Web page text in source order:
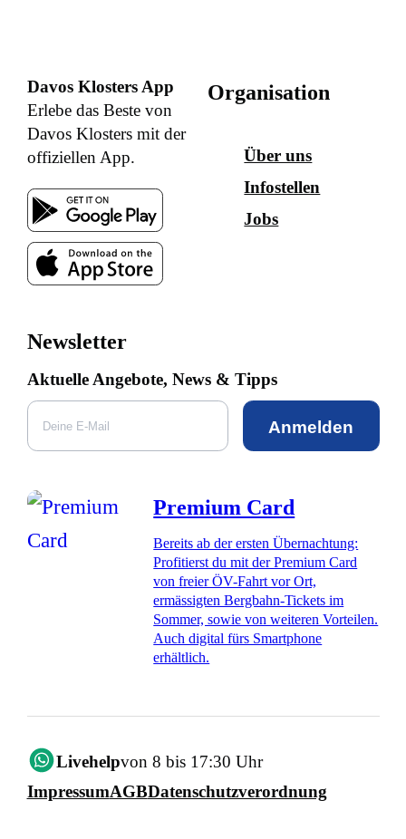
Davos Klosters App
Erlebe das Beste von
Davos Klosters mit der
offiziellen App.
Organisation
Über uns
Infostellen
Jobs
Newsletter
Aktuelle Angebote, News & Tipps
Anmelden
Premium Card
Bereits ab der ersten Übernachtung:
Profitierst du mit der Premium Card
von freier ÖV-Fahrt vor Ort,
ermässigten Bergbahn-Tickets im
Sommer, sowie von weiteren Vorteilen.
Auch digital fürs Smartphone
erhältlich.
Livehelpvon 8 bis 17:30 Uhr
ImpressumAGBDatenschutzverordnung